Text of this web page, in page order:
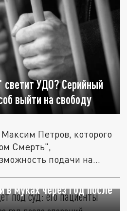
УДО? Серийный
выйти на свободу
Петров, которого
Смерть",
подачи на...
под суд: его
в муках через год после